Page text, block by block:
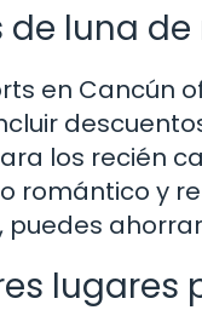
de luna de
en Cancún
los recién
romántico y
puedes